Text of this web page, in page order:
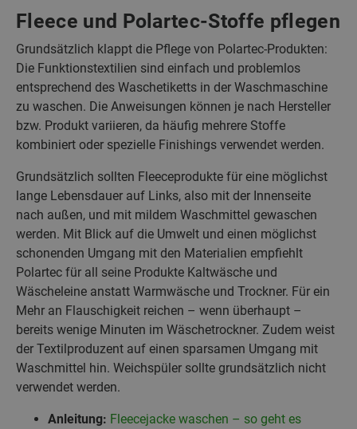
Fleece und Polartec-Stoffe pflegen
Grundsätzlich klappt die Pflege von Polartec-Produkten:
Die Funktionstextilien sind einfach und problemlos
entsprechend des Waschetiketts in der Waschmaschine
zu waschen. Die Anweisungen können je nach Hersteller
bzw. Produkt variieren, da häufig mehrere Stoffe
kombiniert oder spezielle Finishings verwendet werden.
Grundsätzlich sollten Fleeceprodukte für eine möglichst
lange Lebensdauer auf Links, also mit der Innenseite
nach außen, und mit mildem Waschmittel gewaschen
werden. Mit Blick auf die Umwelt und einen möglichst
schonenden Umgang mit den Materialien empfiehlt
Polartec für all seine Produkte Kaltwäsche und
Wäscheleine anstatt Warmwäsche und Trockner. Für ein
Mehr an Flauschigkeit reichen – wenn überhaupt –
bereits wenige Minuten im Wäschetrockner. Zudem weist
der Textilproduzent auf einen sparsamen Umgang mit
Waschmittel hin. Weichspüler sollte grundsätzlich nicht
verwendet werden.
Anleitung: Fleecejacke waschen – so geht es